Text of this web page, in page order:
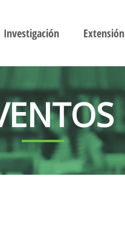
Investigación Extensión